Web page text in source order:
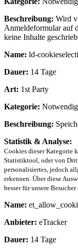
Beschreibung: Wird
Anmeldeformular auf
keine Inhalte
Name: ld-
Dauer: 14 Tage
Art: 1st Party
Kategorie: Notwendig
Beschreibung:
Statistik & Analyse:
Cookies dieser Kategorie
Statistiktool, oder von
personalisiertes, jedoch
erkennen. Über diese
besser für unsere
Name:
Anbieter: eTracker
Dauer: 14 Tage